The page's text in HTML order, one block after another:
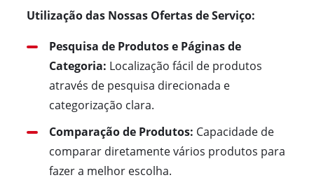
Utilização das Nossas Ofertas de Serviço:
Pesquisa de Produtos e Páginas de
Categoria: Localização fácil de produtos
através de pesquisa direcionada e
categorização clara.
Comparação de Produtos: Capacidade de
comparar diretamente vários produtos para
fazer a melhor escolha.